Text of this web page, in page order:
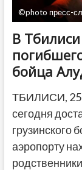
©photo пресс-
В
бойца
ТБИЛИСИ, 25
сегодня
грузинского
аэропорту